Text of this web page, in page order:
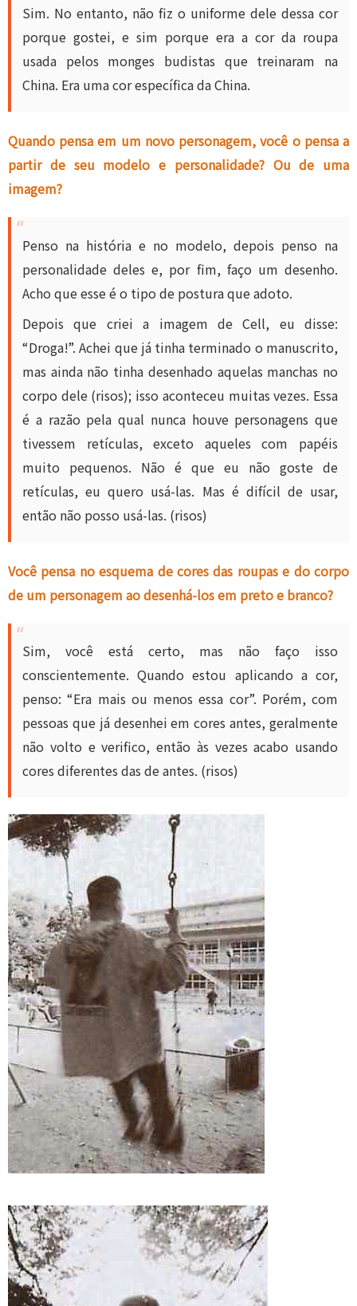
Sim. No entanto, não fiz o uniforme dele dessa cor
porque gostei, e sim porque era a cor da roupa
usada pelos monges budistas que treinaram na
China. Era uma cor específica da China.
Quando pensa em um novo personagem, você o pensa a
partir de seu modelo e personalidade? Ou de uma
imagem?
Penso na história e no modelo, depois penso na
personalidade deles e, por fim, faço um desenho.
Acho que esse é o tipo de postura que adoto.
Depois que criei a imagem de Cell, eu disse:
“Droga!”. Achei que já tinha terminado o manuscrito,
mas ainda não tinha desenhado aquelas manchas no
corpo dele (risos); isso aconteceu muitas vezes. Essa
é a razão pela qual nunca houve personagens que
tivessem retículas, exceto aqueles com papéis
muito pequenos. Não é que eu não goste de
retículas, eu quero usá-las. Mas é difícil de usar,
então não posso usá-las. (risos)
Você pensa no esquema de cores das roupas e do corpo
de um personagem ao desenhá-los em preto e branco?
Sim, você está certo, mas não faço isso
conscientemente. Quando estou aplicando a cor,
penso: “Era mais ou menos essa cor”. Porém, com
pessoas que já desenhei em cores antes, geralmente
não volto e verifico, então às vezes acabo usando
cores diferentes das de antes. (risos)